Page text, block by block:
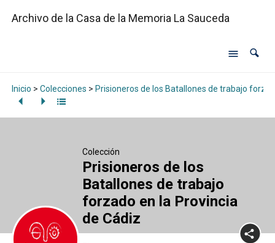
Archivo de la Casa de la Memoria La Sauceda
Inicio > Colecciones > Prisioneros de los Batallones de trabajo
Colección
Prisioneros de los
Batallones de trabajo
forzado en la Provincia
de Cádiz